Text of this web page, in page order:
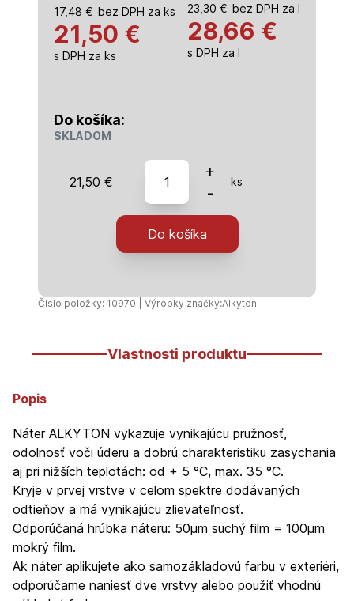
17,48 € bez DPH za ks
21,50 €
s DPH za ks
23,30 € bez DPH za l
28,66 €
s DPH za l
Do košíka:
SKLADOM
21,50 €
množstvo
Alkyton
RAL
ohnivá
750ml
+
-
ks
Do košíka
Číslo položky: 10970 | Výrobky značky:Alkyton
Vlastnosti produktu
Popis
Náter ALKYTON vykazuje vynikajúcu pružnosť,
odolnosť voči úderu a dobrú charakteristiku zasychania
aj pri nižších teplotách: od + 5 °C, max. 35 °C.
Kryje v prvej vrstve v celom spektre dodávaných
odtieňov a má vynikajúcu zlievateľnosť.
Odporúčaná hrúbka náteru: 50µm suchý film = 100µm
mokrý film.
Ak náter aplikujete ako samozákladovú farbu v exteriéri,
odporúčame naniesť dve vrstvy alebo použiť vhodnú